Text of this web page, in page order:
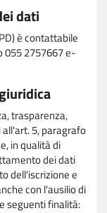
dati
è contattabile
055 2757667 e-
trasparenza,
5, paragrafo
in qualità di
dei dati
dell'iscrizione e
con l'ausilio di
seguenti finalità: